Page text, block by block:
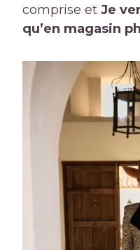
comprise et Je
qu’en magasin